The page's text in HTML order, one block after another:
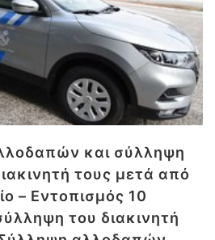
και σύλληψη
τους μετά από
– Εντοπισμός 10
του διακινητή